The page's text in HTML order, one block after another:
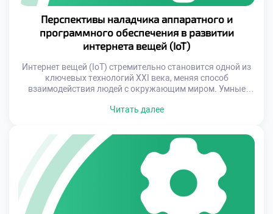
Перспективы наладчика аппаратного и
программного обеспечения в развитии
интернета вещей (IoT)
Интернет вещей (IoT) стремительно становится одной из
ключевых технологий XXI века, меняя способ
взаимодействия людей с окружающим миром. Умные
каждый аспект нашей жизни: от бытовых приборов до
простотой работы IoT скрывается сложная
инфраструктура, требующая постоянного контроля и
настройки. Именно здесь на первый […]
Читать далее